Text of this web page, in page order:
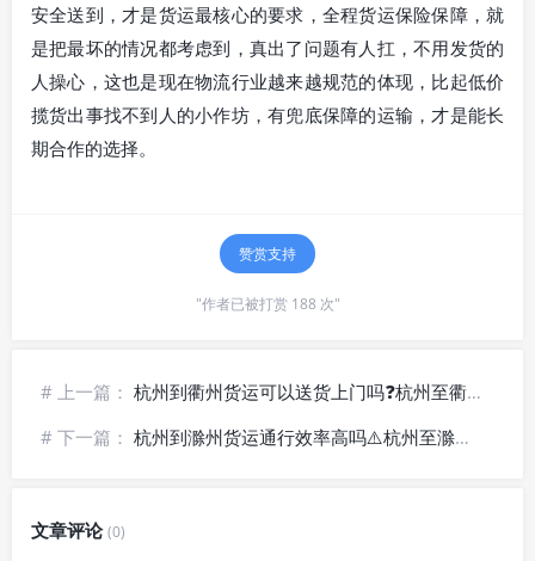
安全送到，才是货运最核心的要求，全程货运保险保障，就
是把最坏的情况都考虑到，真出了问题有人扛，不用发货的
人操心，这也是现在物流行业越来越规范的体现，比起低价
揽货出事找不到人的小作坊，有兜底保障的运输，才是能长
期合作的选择。
赞赏支持
"作者已被打赏 188 次"
# 上一篇： 杭州到衢州货运可以送货上门吗❓杭州至衢州物流专线_门到门一站式
# 下一篇： 杭州到滁州货运通行效率高吗⚠️杭州至滁州物流公司_短途快运线路
文章评论(0)